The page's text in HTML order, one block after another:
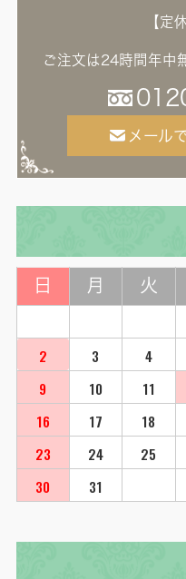
【定
ご注文は24時間年中
メール
日 月 火
2
3 4
9
10 11
16
17 18
23
24 25
30
31